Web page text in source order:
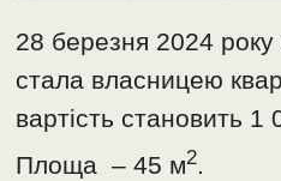
28 березня 2024
стала власницею
вартість становить 1
Площа – 45 м2.